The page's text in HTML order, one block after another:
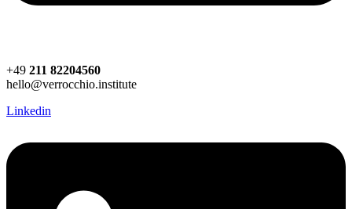
+49 211 82204560
hello@verrocchio.institute
Linkedin